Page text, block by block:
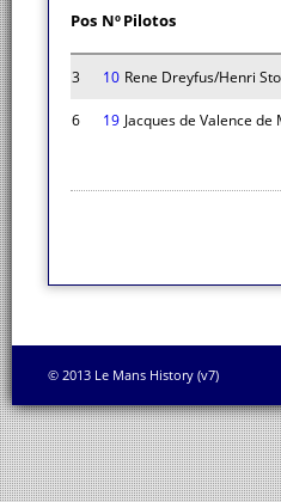
Pos NºPilotos
3 10 Rene Dreyfus/Henri
6 19 Jacques de Valence
© 2013 Le Mans History (v7)